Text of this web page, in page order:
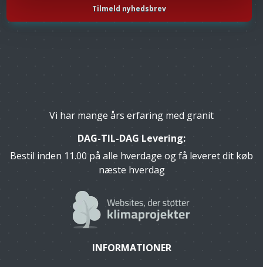
Vi har mange års erfaring med granit
DAG-TIL-DAG Levering:
Bestil inden 11.00 på alle hverdage og få leveret dit køb
næste hverdag
INFORMATIONER